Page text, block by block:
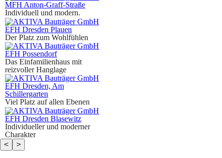
MFH Anton-Graff-Straße
Individuell und modern.
EFH Dresden Plauen
Der Platz zum Wohlfühlen
EFH Possendorf
Das Einfamilienhaus mit
reizvoller Hanglage
EFH Dresden, Am
Schillergarten
Viel Platz auf allen Ebenen
EFH Dresden Blasewitz
Individueller und moderner
Charakter
<
>